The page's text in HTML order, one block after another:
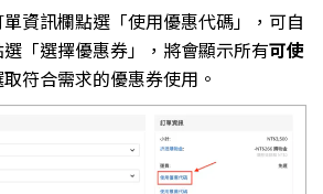
資訊欄點選「使用優惠代碼」，可自
「選擇優惠券」，將會顯示所有可使
符合需求的優惠券使用。